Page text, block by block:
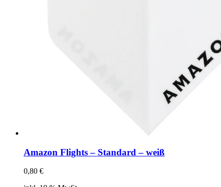
Amazon Flights – Standard – weiß
0,80 €